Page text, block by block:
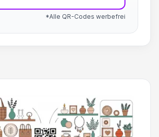
*Alle QR-Codes werbefrei